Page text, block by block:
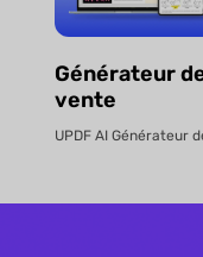
Générateur
vente